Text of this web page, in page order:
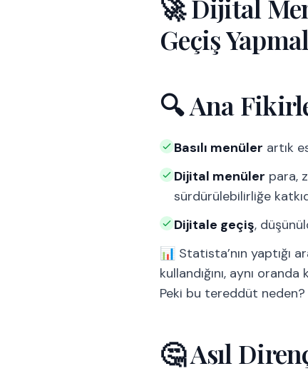
🚀 Dijital
Geçiş
🔍 Ana
Basılı menüler artık
Dijital menüler para,
sürdürülebilirliğe
Dijitale geçiş,
📊 Statista’nın yaptığı
kullandığını, aynı
Peki bu tereddüt neden?
🤔 Asıl